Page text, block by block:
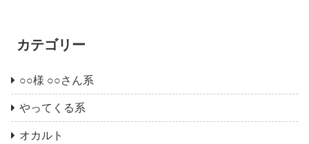
カテゴリー
○○様 ○○さん系
やってくる系
オカルト